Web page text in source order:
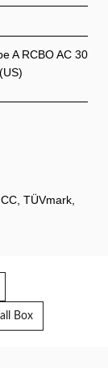
A RCBO AC 30mA
TÜVmark,
Box